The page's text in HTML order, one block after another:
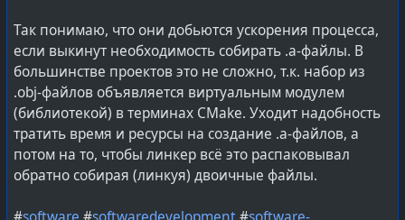
Паскаля на практике (собственноручно изменить
то, что активно в обиходе многих пользователей).
Есть репозиторийна гитхабе, а галерея скриншотов
оттудауказывает на sourceforge.
#украшательства# linux#software #doublecmd
#DoubleCommander#TotalCommander#lang_ru
Так понимаю, что они добьются ускорения процесса,
если выкинут необходимость собирать .a-файлы. В
большинстве проектов это не сложно, т.к. набор из
.obj-файлов объявляется виртуальным модулем
(библиотекой) в терминах CMake. Уходит надобность
тратить время и ресурсы на создание .a-файлов, а
потом на то, чтобы линкер всё это распаковывал
обратно собирая (линкуя) двоичные файлы.